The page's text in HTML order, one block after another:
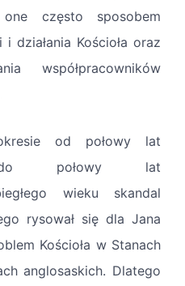
one często sposobem
działania Kościoła oraz
współpracowników
od połowy lat
do połowy lat
wieku skandal
rysował się dla Jana
Kościoła w Stanach
anglosaskich. Dlatego